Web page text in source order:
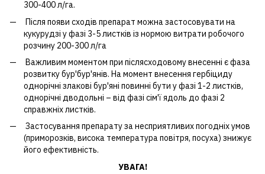
300-400 л/га.
Після появи сходів препарат можна застосовувати на
кукурудзі у фазі 3-5 листків із нормою витрати робочого
розчину 200-300 л/га
Важливим моментом при післясходовому внесенні є фаза
розвитку бур'бур'янів. На момент внесення гербіциду
однорічні злакові бур'яні повинні бути у фазі 1-2 листків,
однорічні дводольні – від фазі сім'ї ядоль до фазі 2
справжніх листків.
Застосування препарату за несприятливих погодніх умов
(приморозків, висока температура повітря, посуха) знижує
його ефективність.
УВАГА!